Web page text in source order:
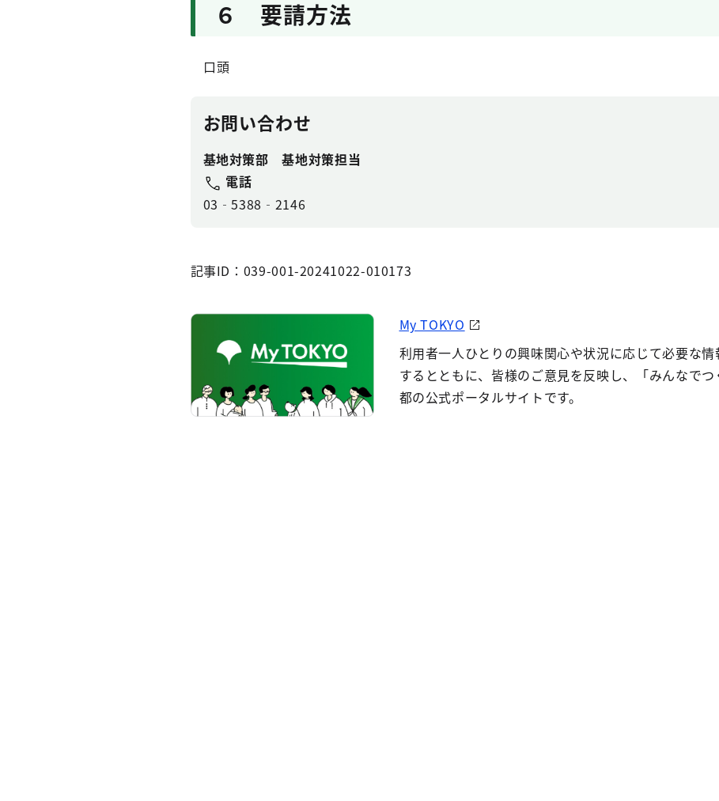
６ 要請方法
口頭
お問い合わせ
基地対策部 基地対策担当
電話
03‐5388‐2146
記事ID：039-001-20241022-010173
My TOKYO
利用者一人ひとりの興味関心や状況に応じて必要な情
するとともに、皆様のご意見を反映し、「みんなでつ
都の公式ポータルサイトです。